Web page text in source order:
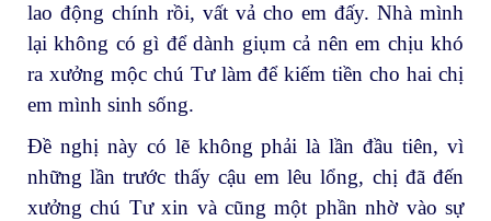
lao động chính rồi, vất vả cho em đấy. Nhà mình
lại không có gì để dành giụm cả nên em chịu khó
ra xưởng mộc chú Tư làm để kiếm tiền cho hai chị
em mình sinh sống.
Đề nghị này có lẽ không phải là lần đầu tiên, vì
những lần trước thấy cậu em lêu lổng, chị đã đến
xưởng chú Tư xin và cũng một phần nhờ vào sự